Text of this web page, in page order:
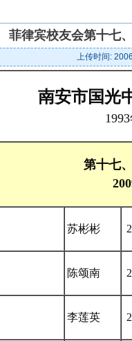
菲律宾校友会第十七
上传时间:
南安市国光
第十七
苏彬彬
陈颂南
李莲英